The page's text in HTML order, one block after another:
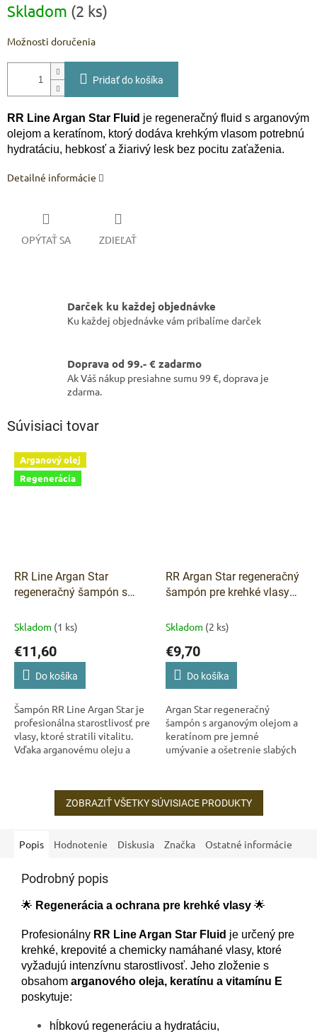
cena:
Skladom (2 ks)
Možnosti doručenia
Pridať do košíka
RR Line Argan Star Fluid je regeneračný fluid s arganovým
olejom a keratínom, ktorý dodáva krehkým vlasom potrebnú
hydratáciu, hebkosť a žiarivý lesk bez pocitu zaťaženia.
Detailné informácie
OPÝTAŤ SA ZDIEĽAŤ
Darček ku každej objednávke
Ku každej objednávke vám pribalíme darček
Doprava od 99.- € zadarmo
Ak Váš nákup presiahne sumu 99 €, doprava je
zdarma.
Súvisiaci tovar
Arganový olej
Regenerácia
RR Line Argan Star
regeneračný šampón s
krehké vlasy 1000 ml
Skladom (1 ks)
€11,60
Do košíka
Šampón RR Line Argan Star je
profesionálna starostlivosť pre
vlasy, ktoré stratili vitalitu.
Vďaka arganovému oleju a
obnovuje...
RR Argan Star regeneračný
šampón pre krehké vlasy
Skladom (2 ks)
€9,70
Do košíka
Argan Star regeneračný
šampón s arganovým olejom a
keratínom pre jemné
umývanie a ošetrenie slabých
nečistôt a mazu....
ZOBRAZIŤ VŠETKY SÚVISIACE PRODUKTY
Popis Hodnotenie Diskusia Značka Ostatné informácie
Podrobný popis
🌟 Regenerácia a ochrana pre krehké vlasy 🌟
Profesionálny RR Line Argan Star Fluid je určený pre
krehké, krepovité a chemicky namáhané vlasy, ktoré
vyžadujú intenzívnu starostlivosť. Jeho zloženie s
obsahom arganového oleja, keratínu a vitamínu E
poskytuje:
hĺbkovú regeneráciu a hydratáciu,